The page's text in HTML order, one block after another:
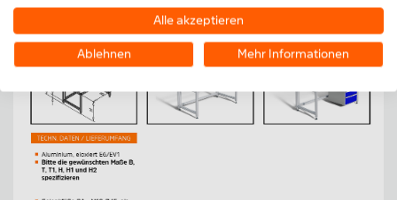
Alle akzeptieren
Ablehnen Mehr Informationen